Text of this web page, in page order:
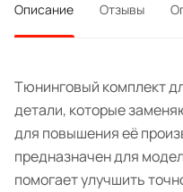
Описание Отзывы
Тюнинговый комплект
детали, которые
для повышения её
предназначен для
помогает улучшить